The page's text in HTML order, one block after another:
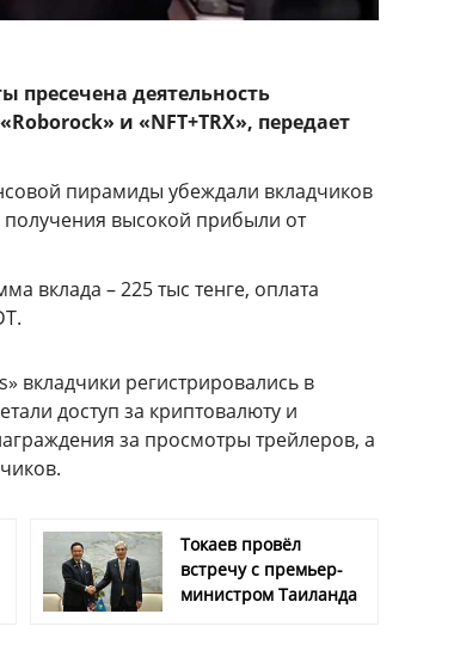
деятельность
и «NFT+TRX», передает
пирамиды убеждали вкладчиков
высокой прибыли от
вклада – 225 тыс тенге, оплата
вкладчики регистрировались в
доступ за криптовалюту и
за просмотры трейлеров, а
Токаев провёл
встречу с премьер-
министром Таиланда